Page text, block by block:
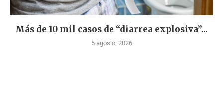
Más de 10 mil casos de “diarrea explosiva”...
5 agosto, 2026